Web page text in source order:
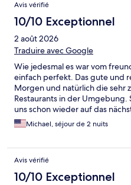
Avis vérifié
10/10 Exceptionnel
2 août 2026
Traduire avec Google
Wie jedesmal es war vom
einfach perfekt. Das gute und
Morgen und natürlich die sehr
Restaurants in der
uns schon wieder auf das
Michael, séjour de 2 nuits
Avis vérifié
10/10 Exceptionnel